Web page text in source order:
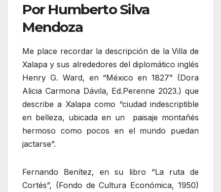
Por Humberto Silva
Mendoza
Me place recordar la descripción de la Villa de
Xalapa y sus alrededores del diplomático inglés
Henry G. Ward, en “México en 1827” (Dora
Alicia Carmona Dávila, Ed.Perenne 2023.) que
describe a Xalapa como “ciudad indescriptible
en belleza, ubicada en un paisaje montañés
hermoso como pocos en el mundo puedan
jactarse”.
Fernando Benítez, en su libro “La ruta de
Cortés”, (Fondo de Cultura Económica, 1950)